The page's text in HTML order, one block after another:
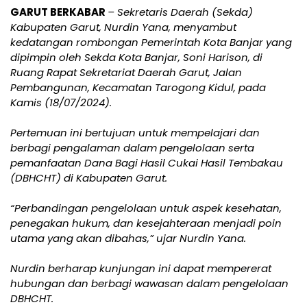
GARUT BERKABAR – Sekretaris Daerah (Sekda)
Kabupaten Garut, Nurdin Yana, menyambut
kedatangan rombongan Pemerintah Kota Banjar yang
dipimpin oleh Sekda Kota Banjar, Soni Harison, di
Ruang Rapat Sekretariat Daerah Garut, Jalan
Pembangunan, Kecamatan Tarogong Kidul, pada
Kamis (18/07/2024).
Pertemuan ini bertujuan untuk mempelajari dan
berbagi pengalaman dalam pengelolaan serta
pemanfaatan Dana Bagi Hasil Cukai Hasil Tembakau
(DBHCHT) di Kabupaten Garut.
“Perbandingan pengelolaan untuk aspek kesehatan,
penegakan hukum, dan kesejahteraan menjadi poin
utama yang akan dibahas,” ujar Nurdin Yana.
Nurdin berharap kunjungan ini dapat mempererat
hubungan dan berbagi wawasan dalam pengelolaan
DBHCHT.